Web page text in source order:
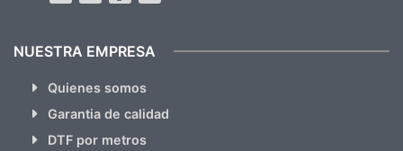
NUESTRA EMPRESA
Quienes somos
Garantia de calidad
DTF por metros